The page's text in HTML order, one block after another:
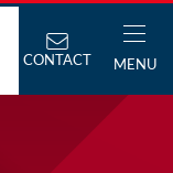
CONTACT MENU